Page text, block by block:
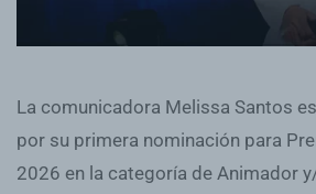
La comunicadora Melissa Santos
por su primera nominación para
2026 en la categoría de Animador